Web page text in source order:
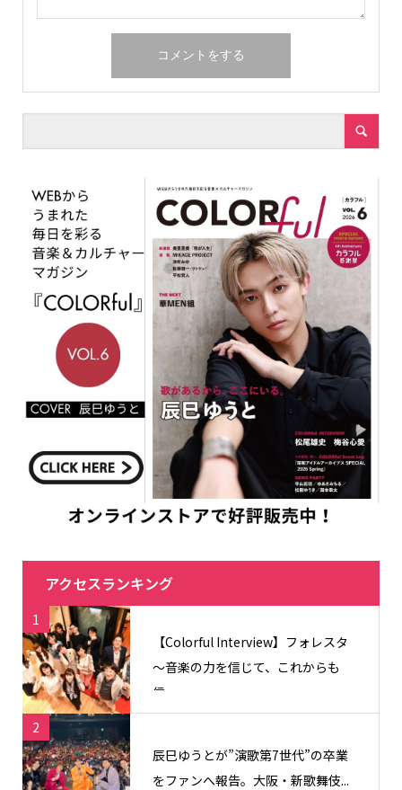
アクセスランキング
1
【Colorful Interview】フォレスタ
〜音楽の力を信じて、これからも
信...
2
辰巳ゆうとが”演歌第7世代”の卒業
をファンへ報告。大阪・新歌舞伎...